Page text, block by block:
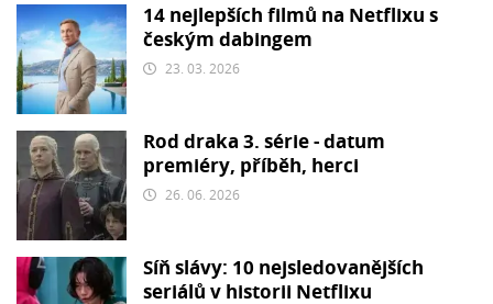
14 nejlepších filmů na Netflixu s
českým dabingem
23. 03. 2026
Rod draka 3. série - datum
premiéry, příběh, herci
26. 06. 2026
Síň slávy: 10 nejsledovanějších
seriálů v historii Netflixu